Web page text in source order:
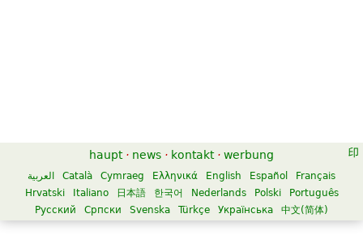
haupt · news · kontakt · werbung
العربية Català Cymraeg Ελληνικά English Español
Français
Hrvatski
Italiano 日本語 한국어 Nederlands Polski
Português
Русский
Српски Svenska Türkçe Українська 中文(简体)